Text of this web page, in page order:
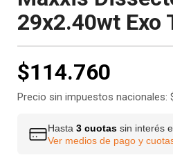
29x2.40wt Exo
$114.760
Precio sin impuestos nacionales:
Hasta 3 cuotas sin interés
Ver medios de pago y